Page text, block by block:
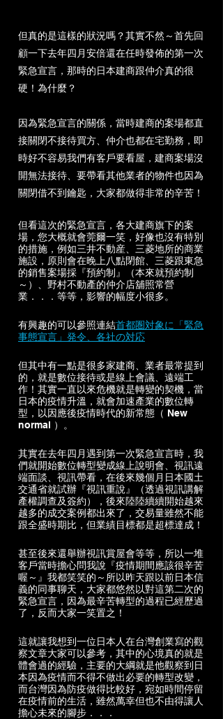
但真的是這樣的狀況嗎？其實不然～首先回
顧一下去年四月安倍還在任時發佈的第一次
緊急宣言，那時的日本建商跟仲介真的很
硬！為什麼？
因為緊急宣言的關係，當時建商的案場都直
接關閉不接待買方、仲介也都在宅勤務，即
時好不容易我們有客戶要看屋，建商案場沒
開無法接待、要帶看其他業者的物件也因為
關閉借不到鑰匙，大家都做得非常的辛苦！
但看這次的緊急宣言，各大建商旗下的案
場，您大概就會莞爾一笑，好像也沒有特別
的措施，例如三井不動産、三菱地所的商業
施設，原則會在晚上八點閉館、三菱跟東急
的銷售案場採『預約制』（本來就預約制
～）、野村不動產的仲介店舖照常營
業．．．等等，影響的幅度小很多。
有興趣的可以參照連結首都圏対象に「緊急
事態宣言」発令、各社の対応
但其中有一點是很多家建商、業者最常提到
的，就是數位接待或是線上會議、遠端工
作！其實一直以來危機就是轉變的契機，當
日本的疫情升溫，就會加速產業的數位轉
型，以因應後疫情時代的新常態（ New
normal ）。
其實在去年四月遇到第一次緊急宣言時，我
們就開始數位轉型變成線上說明會、視訊遠
端面談、視訊帶看，在後來幾個月日本國土
交通省就試辦『視訊重說』（透過視訊講解
產權調查及簽約），後來陸陸續續開始越來
越多的成交案例都出來了，交易量雖然不能
跟全盛時期比，但業績目標都是超標達成！
甚至後來還舉辦視訊賞屋會等等，所以一堆
客戶當時擔心問我說『疫情期間應該很辛苦
喔～』我都笑笑的～所以昨天跟以前日本信
義的同事聊天，大家都悠然以對這第二次的
緊急宣言，因為最辛苦轉型的過程已經歷過
了，反而大家一笑置之！
這就讓我想到一位日本人在台灣創業寫的觀
察文章大家可以參考，其中的心境真的就是
體會過的經驗，主要的大綱就是他觀察到日
本因為疫情而不得不做出必要的轉型改變，
而台灣因為防疫做得比較好，宛如時間停留
在疫情前的生活，雖然萬幸但也不由得讓人
擔心未來的腳步．．．